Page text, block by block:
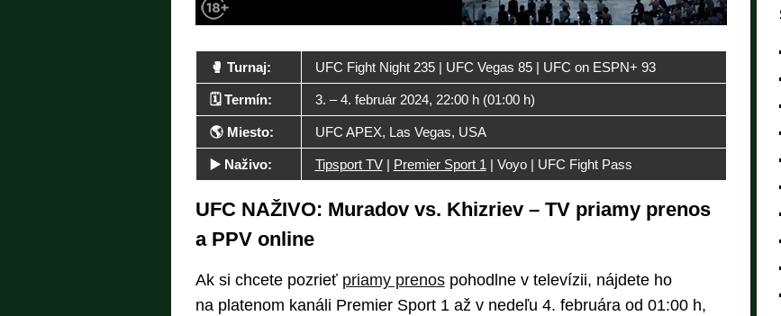
🥊 Turnaj: UFC Fight Night 235 | UFC Vegas 85 | UFC on ESPN+ 93
🗓️ Termín: 3. – 4. február 2024, 22:00 h (01:00 h)
🌎 Miesto: UFC APEX, Las Vegas, USA
▶️ Naživo: Tipsport TV| Premier Sport 1 | Voyo | UFC Fight Pass
UFC NAŽIVO: Muradov vs. Khizriev – TV priamy prenos
a PPV online
Ak si chcete pozrieť priamy prenospohodlne v televízii, nájdete ho
na platenom kanáli Premier Sport 1 až v nedeľu 4. februára od 01:00 h,